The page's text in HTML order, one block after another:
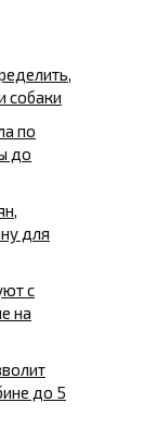
собаки
по
до
для
с
на
до 5